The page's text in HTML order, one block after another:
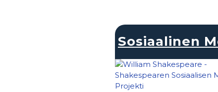
Sosiaalinen